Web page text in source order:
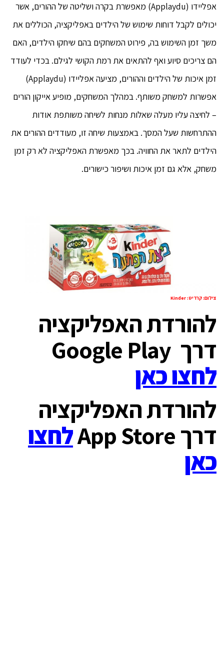
אפליידו (Applaydu) מאפשרת בקרה ושליטה של ההורים, אשר
יכולים לקבל דוחות שימוש של הילדים באפליקציה, הכוללים את
משך זמן השימוש בה, פירוט המשחקים בהם שיחקו הילדים, האם
הם צריכים סיוע ואף להתאים את רמת הקושי לגילם. בכדי לעודד
זמן איכות של הילדים וההורים, מציעה אפליידו (Applaydu)
אפשרות למשחק משותף. במהלך המשחקים, מופיע אייקון הורים
– לחיצה עליו מעלה שאלות מנחות לשיחה משותפת אודות
ההתרחשות שעל המסך. באמצעות שיחה זו, מעודדים ההורים את
הילדים לתאר את החוויה. בכך מאפשרת האפליקציה לא רק זמן
משחק, אלא גם זמן איכות ושיפור כישורים.
צילום: קרדיט: Kinder
להורדת האפליקציה
דרך Google Play
לחצו כאן
להורדת האפליקציה
דרך App Store
לחצו
כאן